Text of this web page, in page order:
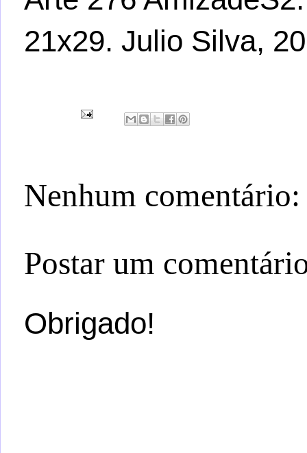
21x29. Julio Silva,
Nenhum comentário:
Postar um
Obrigado!